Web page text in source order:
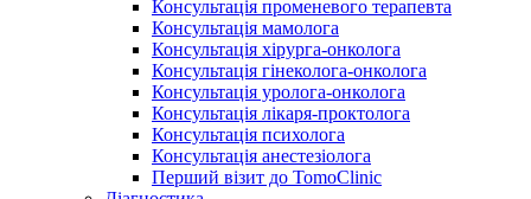
Консультація променевого терапевта
Консультація мамолога
Консультація хірурга-онколога
Консультація гінеколога-онколога
Консультація уролога-онколога
Консультація лікаря-проктолога
Консультація психолога
Консультація анестезіолога
Перший візит до TomoClinic